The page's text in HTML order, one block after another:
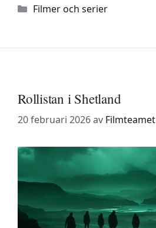
Kategorier
Filmer och serier
Rollistan i Shetland
20 februari 2026av Filmteamet